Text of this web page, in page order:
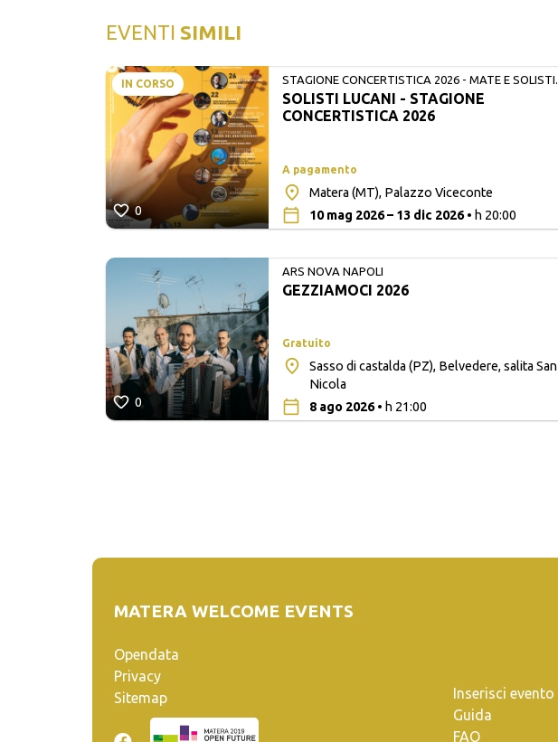
EVENTI SIMILI
IN CORSO
0
STAGIONE CONCERTISTICA 2026 - MATE E SOLISTI
LUCANI
SOLISTI LUCANI - STAGIONE
CONCERTISTICA 2026
A pagamento
Matera (MT), Palazzo Viceconte
10 mag 2026 – 13 dic 2026• h 20:00
0
ARS NOVA NAPOLI
GEZZIAMOCI 2026
Gratuito
Sasso di castalda (PZ), Belvedere, salita San
Nicola
8 ago 2026• h 21:00
MATERA WELCOME EVENTS
Opendata
Privacy
Sitemap
Inserisci evento
Guida
FAQ